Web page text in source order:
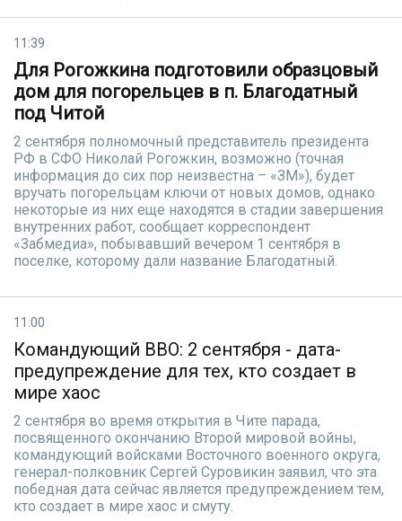
11:39
Для Рогожкина подготовили образцовый
дом для погорельцев в п. Благодатный
под Читой
2 сентября полномочный представитель президента
РФ в СФО Николай Рогожкин, возможно (точная
информация до сих пор неизвестна – «ЗМ»), будет
вручать погорельцам ключи от новых домов, однако
некоторые из них еще находятся в стадии завершения
внутренних работ, сообщает корреспондент
«Забмедиа», побывавший вечером 1 сентября в
поселке, которому дали название Благодатный.
11:00
Командующий ВВО: 2 сентября - дата-
предупреждение для тех, кто создает в
мире хаос
2 сентября во время открытия в Чите парада,
посвященного окончанию Второй мировой войны,
командующий войсками Восточного военного округа,
генерал-полковник Сергей Суровикин заявил, что эта
победная дата сейчас является предупреждением тем,
кто создает в мире хаос и смуту.